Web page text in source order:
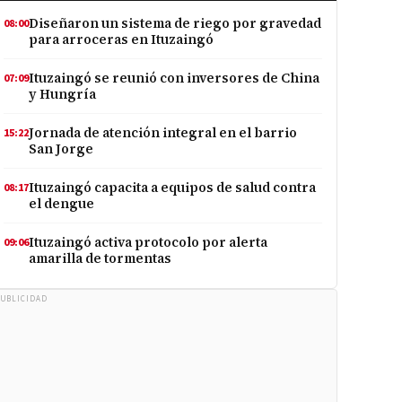
08:00Diseñaron un sistema de riego por gravedad
para arroceras en Ituzaingó
07:09Ituzaingó se reunió con inversores de China
y Hungría
15:22Jornada de atención integral en el barrio
San Jorge
08:17Ituzaingó capacita a equipos de salud contra
el dengue
09:06Ituzaingó activa protocolo por alerta
amarilla de tormentas